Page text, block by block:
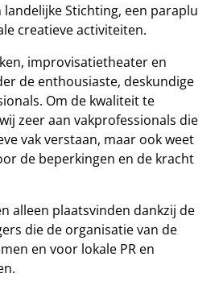
landelijke Stichting, een paraplu
creatieve activiteiten.
improvisatietheater en
de enthousiaste, deskundige
Om de kwaliteit te
zeer aan vakprofessionals die
vak verstaan, maar ook weet
de beperkingen en de kracht
alleen plaatsvinden dankzij de
die de organisatie van de
en voor lokale PR en